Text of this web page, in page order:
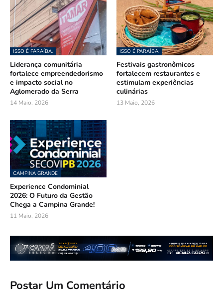
ISSO É PARAÍBA.
Liderança comunitária
fortalece empreendedorismo
e impacto social no
Aglomerado da Serra
14 Maio, 2026
ISSO É PARAÍBA.
Festivais gastronômicos
fortalecem restaurantes e
estimulam experiências
culinárias
13 Maio, 2026
CAMPINA GRANDE
Experience Condominial
2026: O Futuro da Gestão
Chega a Campina Grande!
11 Maio, 2026
Postar Um Comentário